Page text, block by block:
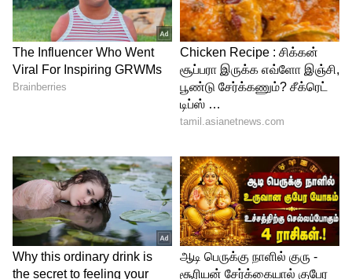
ஸ்டாலின்
இந்தநிலையில் கோடை வெயிலில் இருந்து
மக்களை காக்கும் வகையில் சேலத்தில் நீர்,
மோர் பந்தலை அதிமுக இணை